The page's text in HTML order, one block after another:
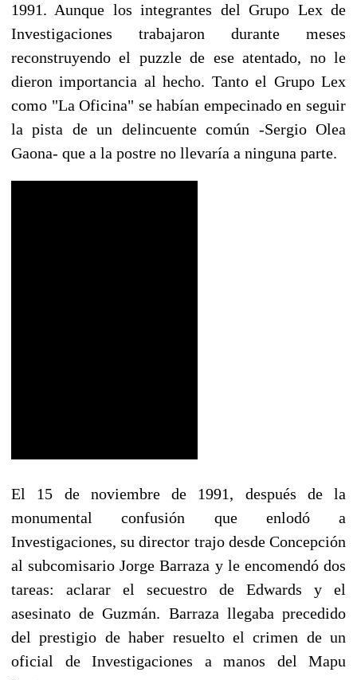
1991. Aunque los integrantes del Grupo Lex de
Investigaciones trabajaron durante meses
reconstruyendo el puzzle de ese atentado, no le
dieron importancia al hecho. Tanto el Grupo Lex
como "La Oficina" se habían empecinado en seguir
la pista de un delincuente común -Sergio Olea
Gaona- que a la postre no llevaría a ninguna parte.
El 15 de noviembre de 1991, después de la
monumental confusión que enlodó a
Investigaciones, su director trajo desde Concepción
al subcomisario Jorge Barraza y le encomendó dos
tareas: aclarar el secuestro de Edwards y el
asesinato de Guzmán. Barraza llegaba precedido
del prestigio de haber resuelto el crimen de un
oficial de Investigaciones a manos del Mapu